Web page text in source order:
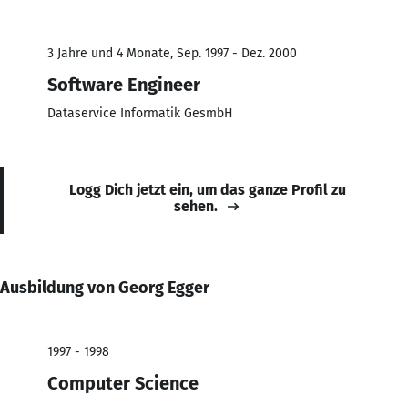
3 Jahre und 4 Monate, Sep. 1997 - Dez. 2000
Software Engineer
Dataservice Informatik GesmbH
Logg Dich jetzt ein, um das ganze Profil zu
sehen.
Ausbildung von Georg Egger
1997 - 1998
Computer Science